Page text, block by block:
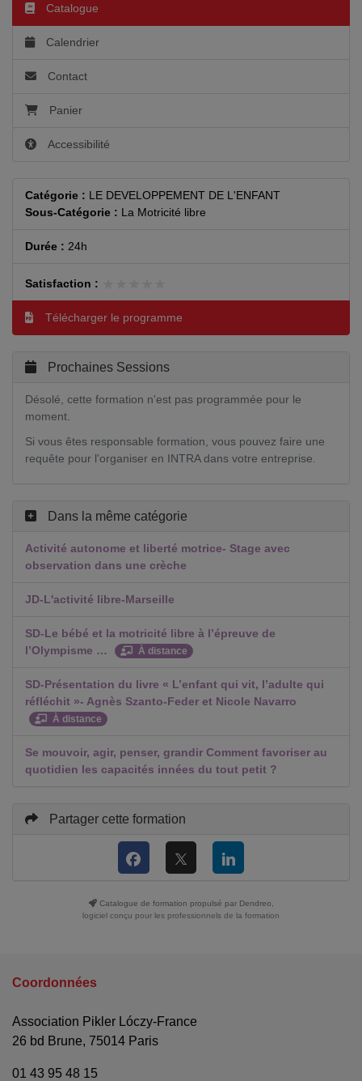
Catalogue
Calendrier
Contact
Panier
Accessibilité
Catégorie : LE DEVELOPPEMENT DE L'ENFANT
Sous-Catégorie : La Motricité libre
Durée : 24h
Satisfaction :
Télécharger le programme
Prochaines Sessions
Désolé, cette formation n'est pas programmée pour le
moment.
Si vous êtes responsable formation, vous pouvez faire une
requête pour l'organiser en INTRA dans votre entreprise.
Dans la même catégorie
Activité autonome et liberté motrice- Stage avec
observation dans une crèche
JD-L'activité libre-Marseille
SD-Le bébé et la motricité libre à l’épreuve de
l’Olympisme …
À distance
SD-Présentation du livre « L’enfant qui vit, l’adulte qui
réfléchit »- Agnès Szanto-Feder et Nicole Navarro
À distance
Se mouvoir, agir, penser, grandir Comment favoriser au
quotidien les capacités innées du tout petit ?
Partager cette formation
Catalogue de formation propulsé par Dendreo,
logiciel conçu pour les professionnels de la formation
Coordonnées
Association Pikler Lóczy-France
26 bd Brune, 75014 Paris
01 43 95 48 15